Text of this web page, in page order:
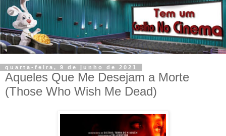
quarta-feira, 9 de junho de 2021
Aqueles Que Me Desejam a Morte
(Those Who Wish Me Dead)